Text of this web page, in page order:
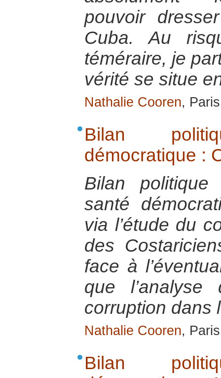
pouvoir
Cuba. Au
téméraire, je
vérité se situe
Nathalie Cooren,
Bilan
démocratique :
Bilan
santé
via l’étude du
des
face à
que
corruption dans
Nathalie Cooren,
Bilan